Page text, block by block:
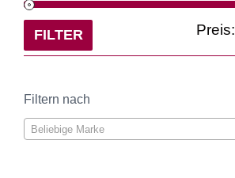
FILTER Preis:
Filtern nach
Beliebige Marke